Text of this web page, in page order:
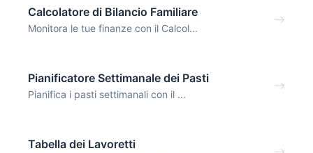
Calcolatore di Bilancio Familiare
Monitora le tue finanze con il Calcol...
Pianificatore Settimanale dei Pasti
Pianifica i pasti settimanali con il ...
Tabella dei Lavoretti